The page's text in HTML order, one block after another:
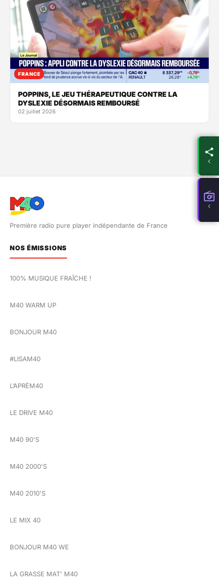
FRANCE
POPPINS, LE JEU THÉRAPEUTIQUE CONTRE LA
DYSLEXIE DÉSORMAIS REMBOURSÉ
02 juillet 2026
Première radio pure player indépendante de France
NOS ÉMISSIONS
100% MUSIQUE FRAÎCHE !
M40 WARM UP
BONJOUR M40
#LISAM40
L’APRÈM40
LE DRIVE M40
M40 90'S
M40 2000'S
M40 2010'S
LE MIX 40
BONJOUR M40 WE
LA GRASSE MAT' M40